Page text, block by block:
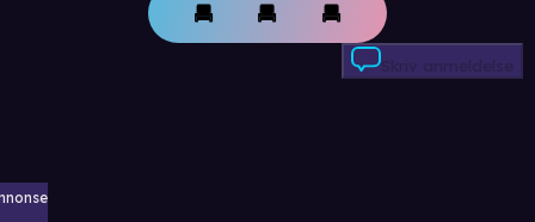
Skriv anmeldelse